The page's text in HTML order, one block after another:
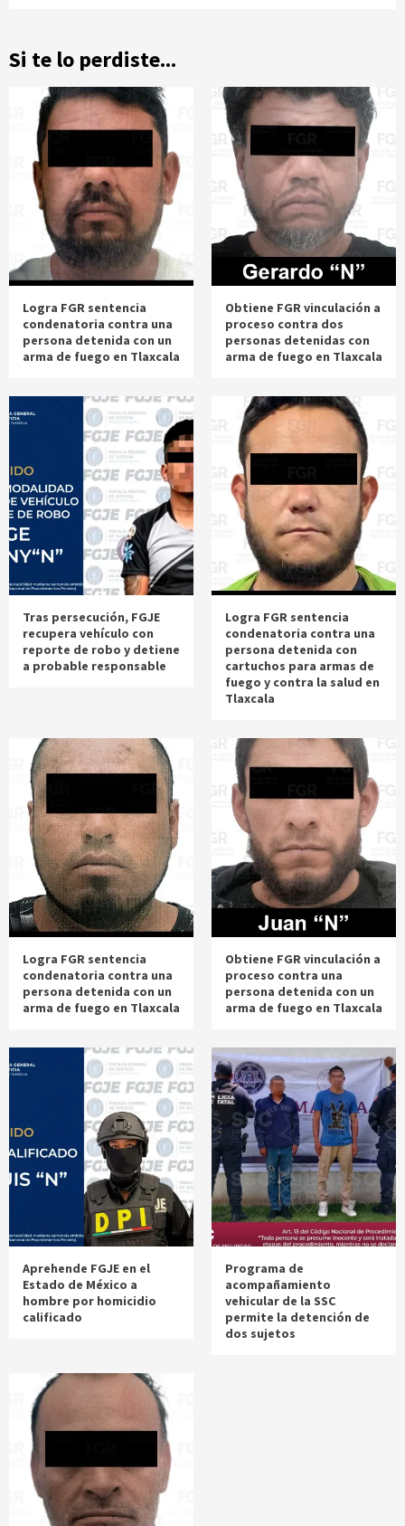
Si te lo perdiste...
Logra FGR sentencia
condenatoria contra una
persona detenida con un
arma de fuego en Tlaxcala
Obtiene FGR vinculación a
proceso contra dos
personas detenidas con
arma de fuego en Tlaxcala
Tras persecución, FGJE
recupera vehículo con
reporte de robo y detiene
a probable responsable
Logra FGR sentencia
condenatoria contra una
persona detenida con
cartuchos para armas de
fuego y contra la salud en
Tlaxcala
Logra FGR sentencia
condenatoria contra una
persona detenida con un
arma de fuego en Tlaxcala
Obtiene FGR vinculación a
proceso contra una
persona detenida con un
arma de fuego en Tlaxcala
Aprehende FGJE en el
Estado de México a
hombre por homicidio
calificado
Programa de
acompañamiento
vehicular de la SSC
permite la detención de
dos sujetos